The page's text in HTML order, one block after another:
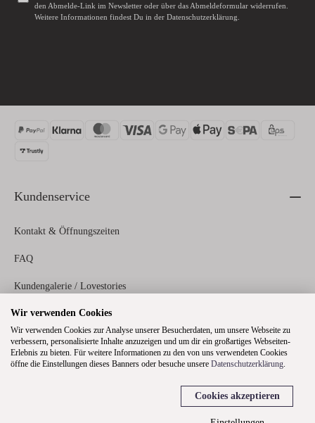
den Abmelde-Link im Newsletter oder über dasAbmeldeformularwiderrufen.
Weitere Informationen findest Du in der Datenschutzerklärung.
Kundenservice
Kontakt & Öffnungszeiten
FAQ
Kundengalerie / Lovestories
Zahlungs- und Versandinformationen
Rechtliches
Wir verwenden Cookies
Wir verwenden Cookies zur Analyse unserer Besucherdaten, um unsere Webseite zu
verbessern, personalisierte Inhalte anzuzeigen und um dir ein großartiges Webseiten-
Erlebnis zu bieten. Für weitere Informationen zu den von uns verwendeten Cookies
öffne die Einstellungen dieses Banners oder besuche unsere Datenschutzerklärung.
Cookies akzeptieren